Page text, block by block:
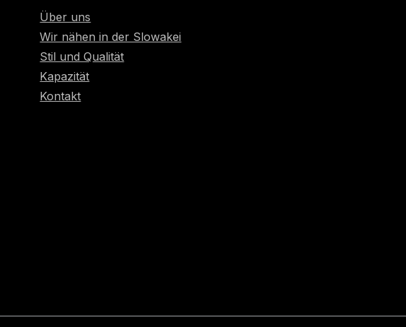
Über uns
Wir nähen in der Slowakei
Stil und Qualität
Kapazität
Kontakt